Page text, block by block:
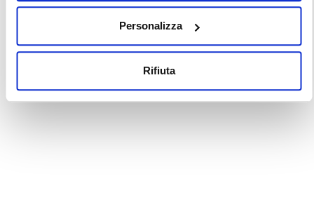
Personalizza
Rifiuta